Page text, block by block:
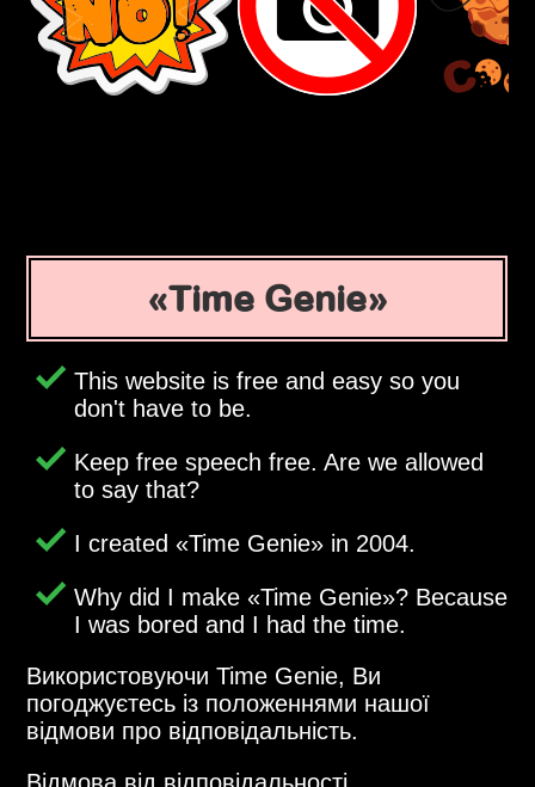
Time Genie
This website is free and easy so you
don't have to be.
Keep free speech free. Are we allowed
to say that?
I created Time Genie in 2004.
Why did I make Time Genie ? Because
I was bored and I had the time.
Використовуючи Time Genie, Ви
погоджуєтесь із положеннями нашої
відмови про відповідальність.